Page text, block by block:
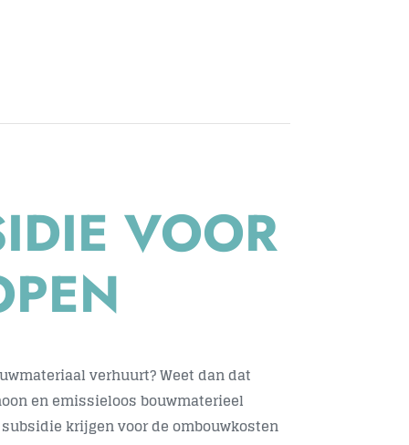
VOOR
verhuurt? Weet dan dat
en emissieloos bouwmaterieel
krijgen voor de ombouwkosten